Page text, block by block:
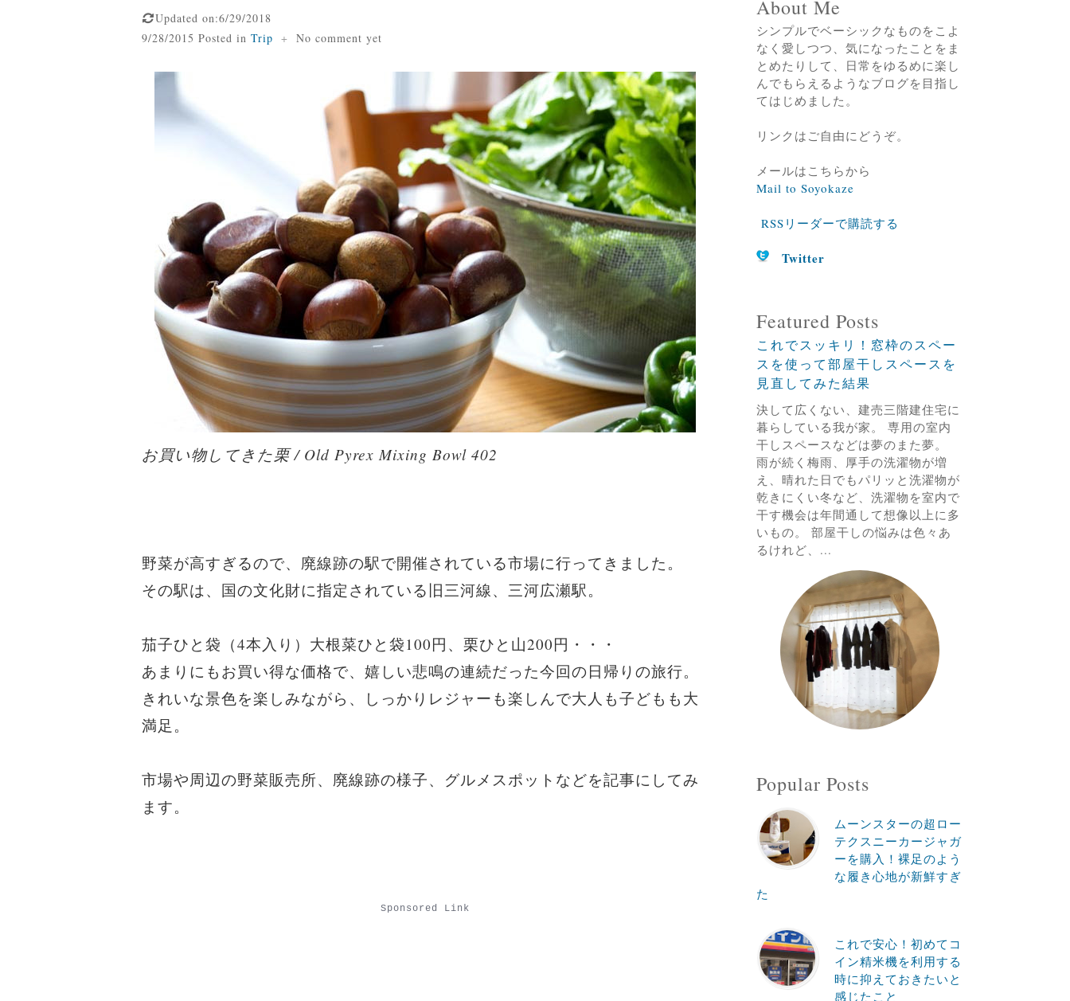
Updated on:6/29/2018
9/28/2015 Posted in Trip + No comment yet
お買い物してきた栗 / Old Pyrex Mixing Bowl 402
野菜が高すぎるので、廃線跡の駅で開催されている市場に行ってきました。
その駅は、国の文化財に指定されている旧三河線、三河広瀬駅。
茄子ひと袋（4本入り）大根菜ひと袋100円、栗ひと山200円・・・
あまりにもお買い得な価格で、嬉しい悲鳴の連続だった今回の日帰りの旅行。
きれいな景色を楽しみながら、しっかりレジャーも楽しんで大人も子どもも大
満足。
市場や周辺の野菜販売所、廃線跡の様子、グルメスポットなどを記事にしてみ
ます。
Sponsored Link
About Me
シンプルでベーシックなものをこよ
なく愛しつつ、気になったことをま
とめたりして、日常をゆるめに楽し
んでもらえるようなブログを目指し
てはじめました。
リンクはご自由にどうぞ。
メールはこちらから
Mail to Soyokaze
RSSリーダーで購読する
Twitter
Featured Posts
これでスッキリ！窓枠のスペー
スを使って部屋干しスペースを
見直してみた結果
決して広くない、建売三階建住宅に
暮らしている我が家。 専用の室内
干しスペースなどは夢のまた夢。
雨が続く梅雨、厚手の洗濯物が増
え、晴れた日でもパリッと洗濯物が
乾きにくい冬など、洗濯物を室内で
干す機会は年間通して想像以上に多
いもの。 部屋干しの悩みは色々あ
るけれど、...
Popular Posts
ムーンスターの超ロー
テクスニーカージャガ
ーを購入！裸足のよう
な履き心地が新鮮すぎ
た
これで安心！初めてコ
イン精米機を利用する
時に抑えておきたいと
感じたこと